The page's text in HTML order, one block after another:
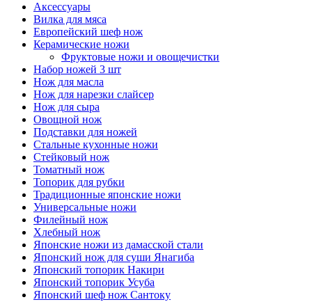
Аксессуары
Вилка для мяса
Европейский шеф нож
Керамические ножи
Фруктовые ножи и овощечистки
Набор ножей 3 шт
Нож для масла
Нож для нарезки слайсер
Нож для сыра
Овощной нож
Подставки для ножей
Стальные кухонные ножи
Стейковый нож
Томатный нож
Топорик для рубки
Традиционные японские ножи
Универсальные ножи
Филейный нож
Хлебный нож
Японские ножи из дамасской стали
Японский нож для суши Янагиба
Японский топорик Накири
Японский топорик Усуба
Японский шеф нож Сантоку